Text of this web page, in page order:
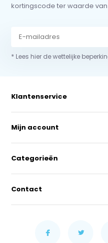
kortingscode ter waarde
* Lees hier de wettelijke
Klantenservice
Mijn account
Categorieën
Contact